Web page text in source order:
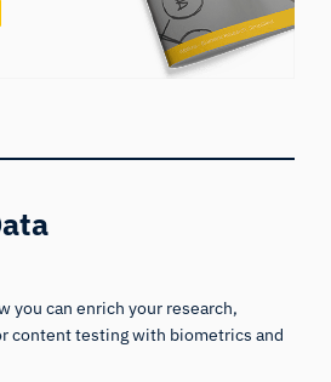
you can enrich your research,
content testing with biometrics and